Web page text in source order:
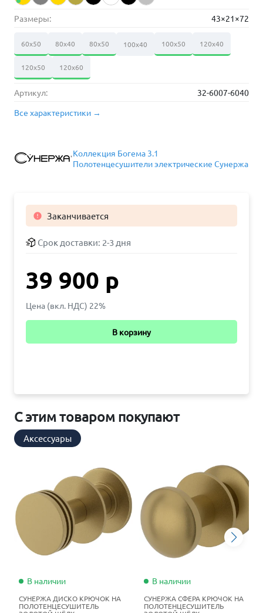
Размеры: 43×21×72
60х50 80х40 80х50 100х40 100х50 120х40
120х50 120х60
Артикул:
32-6007-6040
Все характеристики →
Коллекция Богема 3.1
Полотенцесушители электрические Сунержа
 Заканчивается
Срок доставки: 2-3 дня
39 900 р
Цена (вкл. НДС) 22%
В корзину
С этим товаром покупают
Аксессуары
В наличии
СУНЕРЖА ДИСКО КРЮЧОК НА
ПОЛОТЕНЦЕСУШИТЕЛЬ
В наличии
СУНЕРЖА СФЕРА КРЮЧОК НА
ПОЛОТЕНЦЕСУШИТЕЛЬ